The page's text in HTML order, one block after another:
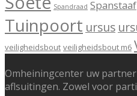
Spandraad Spanstaaf
Tuinpoort ursus
veiligheidsbout veiligheidsbout m6
Omheiningcenter uw
aflsuitingen. Zowel voor